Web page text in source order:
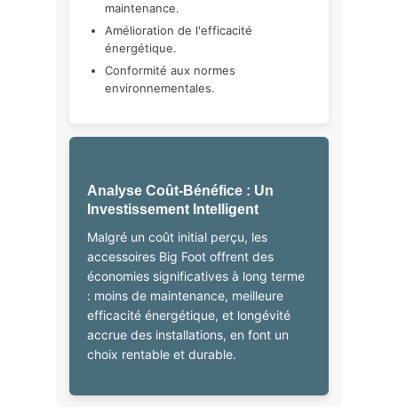
maintenance.
Amélioration de l'efficacité
énergétique.
Conformité aux normes
environnementales.
Analyse Coût-Bénéfice : Un
Investissement Intelligent
Malgré un coût initial perçu, les
accessoires Big Foot offrent des
économies significatives à long terme
: moins de maintenance, meilleure
efficacité énergétique, et longévité
accrue des installations, en font un
choix rentable et durable.